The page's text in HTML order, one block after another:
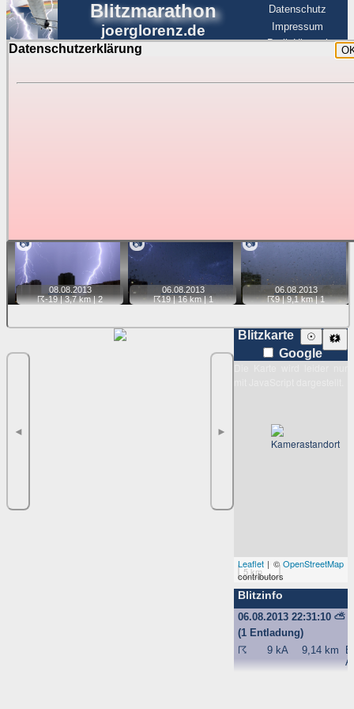
Datenschutzerklärung
Blitzmarathon
joerglorenz.de
Datenschutz
Impressum
BerlinHimmel
Blitzmarathon
Luftfahrt
📷
08.08. 2013
☈-19| 3,7 km |2
📷
06.08. 2013
☈19| 16 km |1
📷
06.08. 2013
☈9| 9,1 km |1
◄ ►
Blitzkarte 🗱
☉
Google
5 km
Leaflet | ©OpenStreetMap
contributors
Blitzinfo
06.08.2013 22:31:10⛅
(1 Entladung)
☈
9 kA 9,14 km